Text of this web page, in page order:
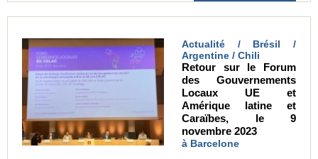
Actualité / Brésil /
Argentine / Chili
Retour sur le Forum
des Gouvernements
Locaux UE et
Amérique latine et
Caraïbes, le 9
novembre 2023
à Barcelone